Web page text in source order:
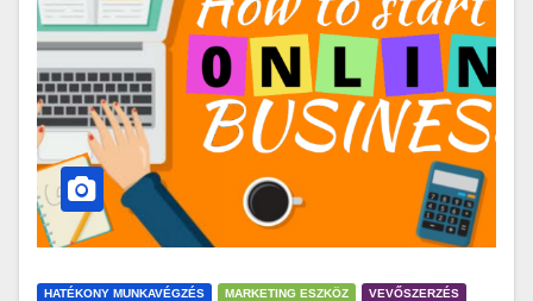
HATÉKONY MUNKAVÉGZÉS MARKETING ESZKÖZ VEVŐSZERZÉS